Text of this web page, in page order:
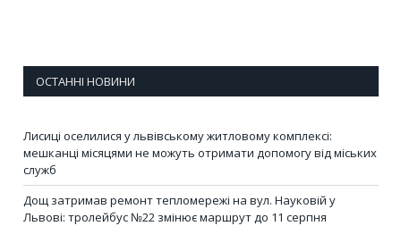
ОСТАННІ НОВИНИ
Лисиці оселилися у львівському житловому комплексі:
мешканці місяцями не можуть отримати допомогу від міських
служб
Дощ затримав ремонт тепломережі на вул. Науковій у
Львові: тролейбус №22 змінює маршрут до 11 серпня